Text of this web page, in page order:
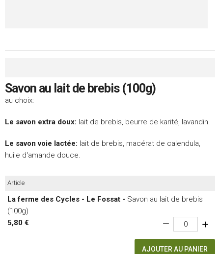
Savon au lait de brebis (100g)
au choix:
Le savon extra doux: lait de brebis, beurre de karité, lavandin.
Le savon voie lactée: lait de brebis, macérat de calendula,
huile d'amande douce.
Article
La ferme des Cycles - Le Fossat - Savon au lait de brebis
(100g)
5,80 €
AJOUTER AU PANIER